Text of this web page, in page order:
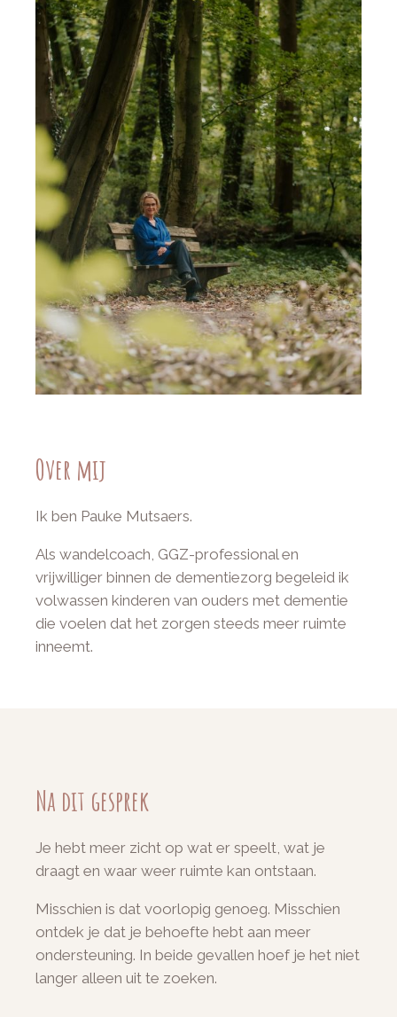
Over mij
Ik ben Pauke Mutsaers.
Als wandelcoach, GGZ-professional en
vrijwilliger binnen de dementiezorg begeleid ik
volwassen kinderen van ouders met dementie
die voelen dat het zorgen steeds meer ruimte
inneemt.
Na dit gesprek
Je hebt meer zicht op wat er speelt, wat je
draagt en waar weer ruimte kan ontstaan.
Misschien is dat voorlopig genoeg. Misschien
ontdek je dat je behoefte hebt aan meer
ondersteuning. In beide gevallen hoef je het niet
langer alleen uit te zoeken.